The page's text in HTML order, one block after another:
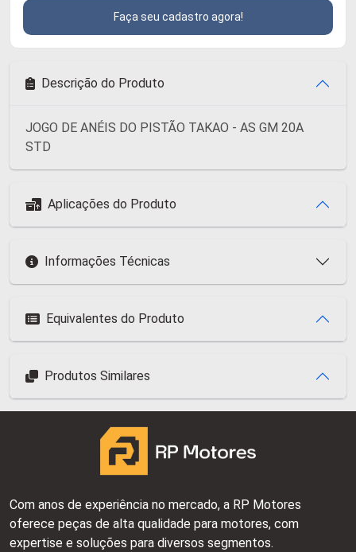
Faça seu cadastro agora!
Descrição do Produto
JOGO DE ANÉIS DO PISTÃO TAKAO - AS GM 20A
STD
Aplicações do Produto
Informações Técnicas
Equivalentes do Produto
Produtos Similares
Com anos de experiência no mercado, a RP Motores
oferece peças de alta qualidade para motores, com
expertise e soluções para diversos segmentos.